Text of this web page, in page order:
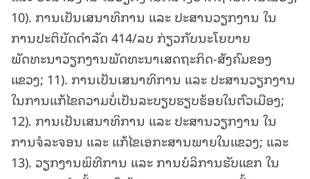
10). ການເປັນເສນາທິການ ແລະ ປະສານວຽກງານ ໃນ
ການປະຕິບັດດໍາລັດ 414/ລບ ກ່ຽວກັບນະໂຍບາຍ
ພັດທະນາວຽກງານພັດທະນາເສດຖະກິດ-ສັງຄົມຂອງ
ແຂວງ; 11). ການເປັນເສນາທິການ ແລະ ປະສານວຽກງານ
ໃນການແກ້ໄຂຄວາມບໍ່ເປັນລະບຽບຮຽບຮ້ອຍໃນຕົວເມືອງ;
12). ການເປັນເສນາທິການ ແລະ ປະສານວຽກງານ ໃນ
ການຈໍລະຈອນ ແລະ ແກ້ໄຂເອກະສານພາຍໃນແຂວງ; ແລະ
13). ວຽກງານພິທີການ ແລະ ການບໍລິການຮັບແຂກ ໃນ